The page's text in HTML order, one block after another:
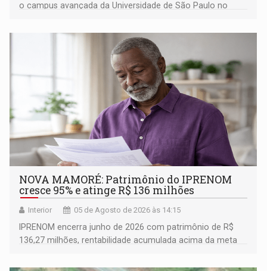
o campus avançada da Universidade de São Paulo no
NOVA MAMORÉ: Patrimônio do IPRENOM
cresce 95% e atinge R$ 136 milhões
Interior 05 de Agosto de 2026 às 14:15
IPRENOM encerra junho de 2026 com patrimônio de R$
136,27 milhões, rentabilidade acumulada acima da meta